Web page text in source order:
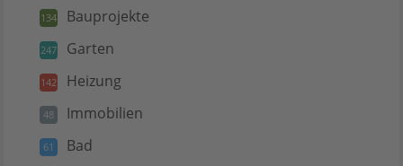
134 Bauprojekte
247 Garten
142 Heizung
48 Immobilien
61 Bad